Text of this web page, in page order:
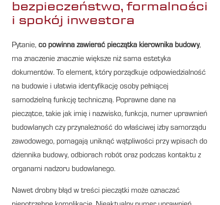
bezpieczeństwo, formalności
i spokój inwestora
Pytanie, co powinna zawierać pieczątka kierownika budowy,
ma znaczenie znacznie większe niż sama estetyka
dokumentów. To element, który porządkuje odpowiedzialność
na budowie i ułatwia identyfikację osoby pełniącej
samodzielną funkcję techniczną. Poprawne dane na
pieczątce, takie jak imię i nazwisko, funkcja, numer uprawnień
budowlanych czy przynależność do właściwej izby samorządu
zawodowego, pomagają uniknąć wątpliwości przy wpisach do
dziennika budowy, odbiorach robót oraz podczas kontaktu z
organami nadzoru budowlanego.
Nawet drobny błąd w treści pieczątki może oznaczać